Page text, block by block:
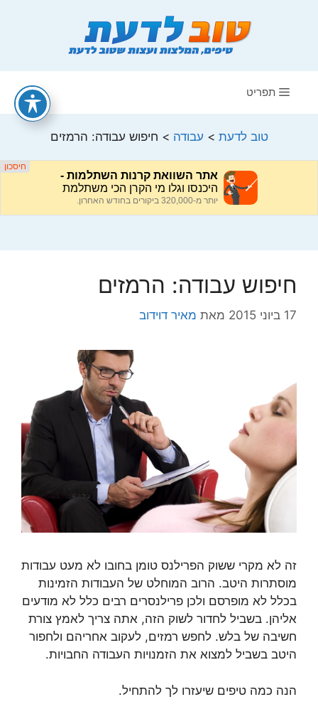
תפריט
טוב לדעת > עבודה > חיפוש עבודה: הרמזים
חיפוש עבודה: הרמזים
17 ביוני 2015 מאת מאיר דוידוב
זה לא מקרי ששוק הפרילנס טומן בחובו לא מעט עבודות
מוסתרות היטב. הרוב המוחלט של העבודות הזמינות
בכלל לא מופרסם ולכן פרילנסרים רבים כלל לא מודעים
אליהן. בשביל לחדור לשוק הזה, אתה צריך לאמץ צורת
חשיבה של בלש. לחפש רמזים, לעקוב אחריהם ולחפור
היטב בשביל למצוא את הזמנויות העבודה החבויות.
הנה כמה טיפים שיעזרו לך להתחיל.